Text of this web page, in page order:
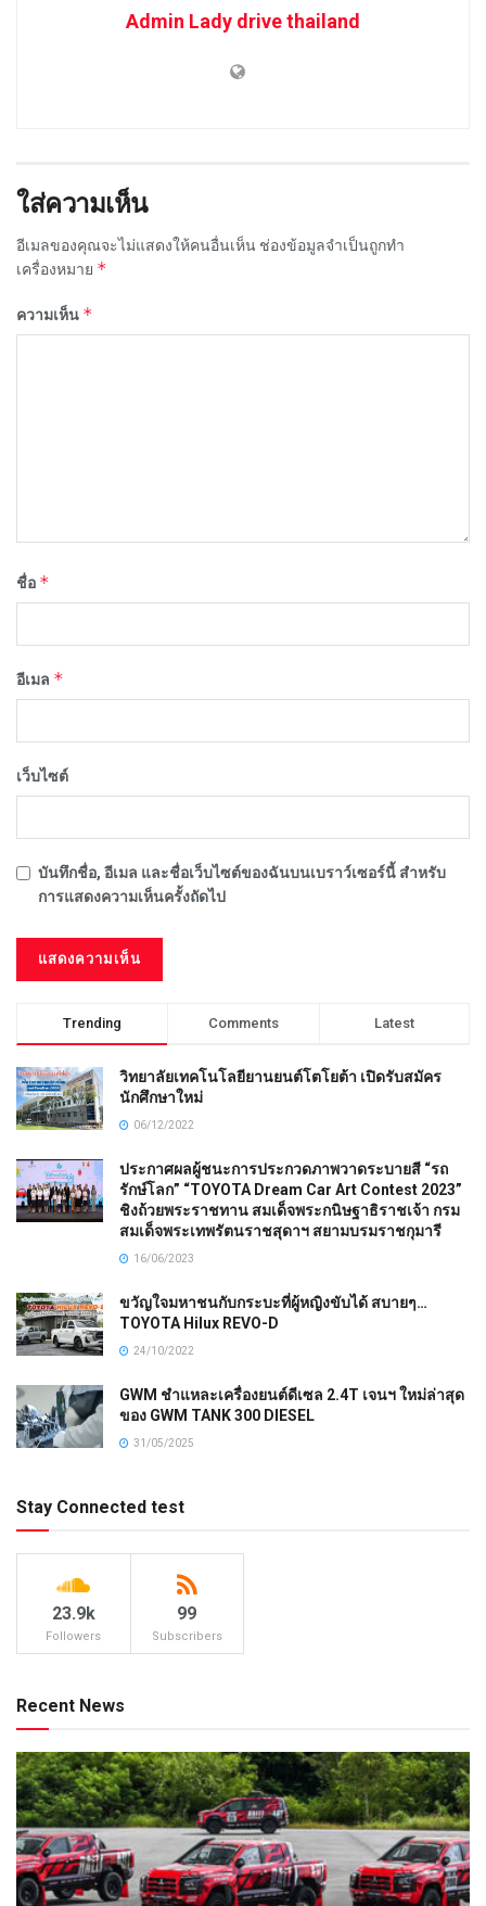
Admin Lady drive thailand
ใส่ความเห็น
อีเมลของคุณจะไม่แสดงให้คนอื่นเห็น ช่องข้อมูลจำเป็นถูกทำ
เครื่องหมาย *
ความเห็น *
ชื่อ *
อีเมล *
เว็บไซต์
บันทึกชื่อ, อีเมล และชื่อเว็บไซต์ของฉันบนเบราว์เซอร์นี้ สำหรับ
การแสดงความเห็นครั้งถัดไป
Trending Comments Latest
วิทยาลัยเทคโนโลยียานยนต์โตโยต้า เปิดรับสมัคร
นักศึกษาใหม่
06/12/2022
ประกาศผลผู้ชนะการประกวดภาพวาดระบายสี “รถ
รักษ์โลก” “TOYOTA Dream Car Art Contest 2023”
ชิงถ้วยพระราชทาน สมเด็จพระกนิษฐาธิราชเจ้า กรม
สมเด็จพระเทพรัตนราชสุดาฯ สยามบรมราชกุมารี
16/06/2023
ขวัญใจมหาชนกับกระบะที่ผู้หญิงขับได้ สบายๆ…
TOYOTA Hilux REVO-D
24/10/2022
GWM ชำแหละเครื่องยนต์ดีเซล 2.4T เจนฯ ใหม่ล่าสุด
ของ GWM TANK 300 DIESEL
31/05/2025
Stay Connected test
23.9k
Followers
99
Subscribers
Recent News